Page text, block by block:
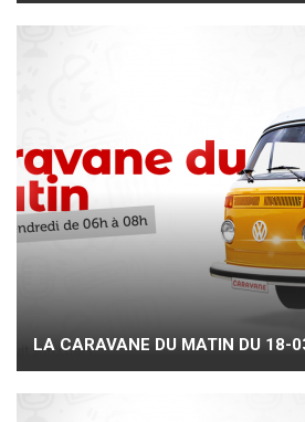
LA CARAVANE DU MATIN DU